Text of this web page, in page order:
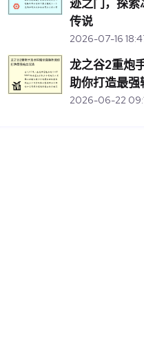
迹之门，探索
传说
2026-07-16
龙之谷2重炮
助你打造最强
2026-06-22